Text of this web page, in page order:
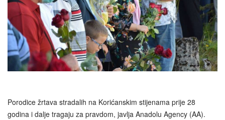
Porodice žrtava stradalih na Korićanskim stijenama prije 28
godina i dalje tragaju za pravdom, javlja Anadolu Agency (AA).